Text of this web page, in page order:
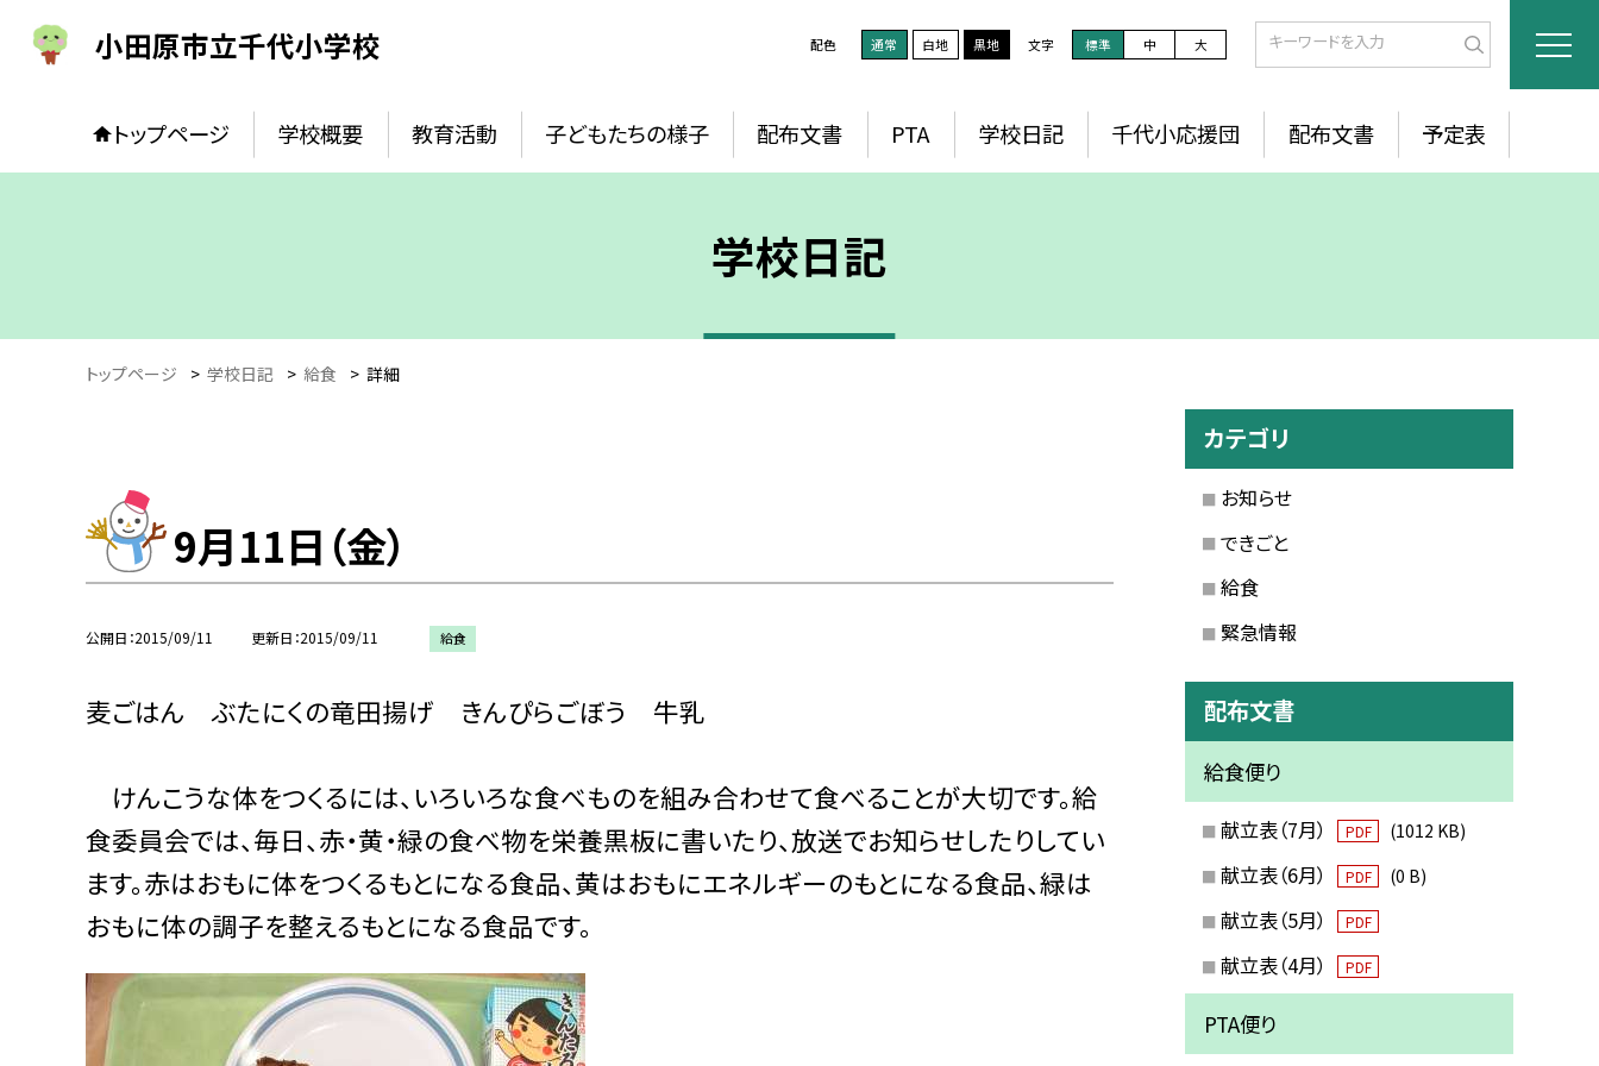
小田原市立千代小学校 配色 通常 白地 黒地 文字 標準 中 大
トップページ 学校概要 教育活動 子どもたちの様子 配布文書 PTA 学校日記 千代小応援団 配布文書 予定表
学校日記
トップページ > 学校日記 > 給食 > 詳細
9月11日（金）
公開日 2015/09/11 更新日 2015/09/11 給食
麦ごはん ぶたにくの竜田揚げ きんぴらごぼう 牛乳
けんこうな体をつくるには、いろいろな食べものを組み合わせて食べることが大切です。給
食委員会では、毎日、赤・黄・緑の食べ物を栄養黒板に書いたり、放送でお知らせしたりしてい
ます。赤はおもに体をつくるもとになる食品、黄はおもにエネルギーのもとになる食品、緑は
おもに体の調子を整えるもとになる食品です。
カテゴリ
お知らせ
できごと
給食
緊急情報
配布文書
給食便り
献立表（7月） PDF (1012 KB)
献立表（6月） PDF (0 B)
献立表（5月） PDF
献立表（4月） PDF
PTA便り